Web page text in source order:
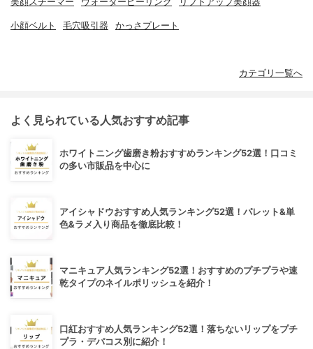
小顔ベルト 毛穴吸引器 かっさプレート
カテゴリ一覧へ
よく見られている人気おすすめ記事
ホワイトニング歯磨き粉おすすめランキング52選！口コミ
の多い市販品を中心に
アイシャドウおすすめ人気ランキング52選！パレット&単
色&ラメ入り商品を徹底比較！
マニキュア人気ランキング52選！おすすめのプチプラや速
乾タイプのネイルポリッシュを紹介！
口紅おすすめ人気ランキング52選！落ちないリップをプチ
プラ・デパコス別に紹介！